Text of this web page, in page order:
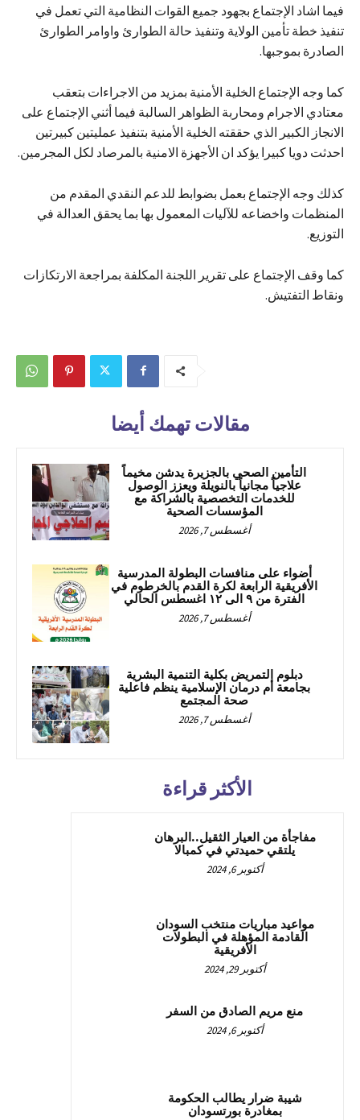
فيما اشاد الإجتماع بجهود جميع القوات النظامية التي تعمل في
تنفيذ خطة تأمين الولاية وتنفيذ حالة الطوارئ واوامر الطوارئ
الصادرة بموجبها.
كما وجه الإجتماع الخلية الأمنية بمزيد من الاجراءات بتعقب
معتادي الاجرام ومحاربة الظواهر السالبة فيما أثني الإجتماع على
الانجاز الكبير الذي حققته الخلية الأمنية بتنفيذ عمليتين كبيرتين
احدثت دويا كبيرا يؤكد ان الأجهزة الامنية بالمرصاد لكل المجرمين.
كذلك وجه الإجتماع بعمل بضوابط للدعم النقدي المقدم من
المنظمات واخضاعه للآليات المعمول بها بما يحقق العدالة في
التوزيع.
كما وقف الإجتماع على تقرير اللجنة المكلفة بمراجعة الارتكازات
ونقاط التفتيش.
مقالات تهمك أيضا
التأمين الصحي بالجزيرة يدشن مخيماً
علاجياً مجانياً بالنويلة ويعزز الوصول
للخدمات التخصصية بالشراكة مع
المؤسسات الصحية
أغسطس 7, 2026
أضواء على منافسات البطولة المدرسية
الأفريقية الرابعة لكرة القدم بالخرطوم في
الفترة من ٩ الى ١٢ اغسطس الحالي
أغسطس 7, 2026
دبلوم التمريض بكلية التنمية البشرية
بجامعة أم درمان الإسلامية ينظم فاعلية
صحة المجتمع
أغسطس 7, 2026
الأكثر قراءة
مفاجأة من العيار الثقيل..البرهان
يلتقي حميدتي في كمبالا
أكتوبر 6, 2024
مواعيد مباريات منتخب السودان
القادمة المؤهلة في البطولات
الأفريقية
أكتوبر 29, 2024
منع مريم الصادق من السفر
أكتوبر 6, 2024
شيبة ضرار يطالب الحكومة
بمغادرة بورتسودان